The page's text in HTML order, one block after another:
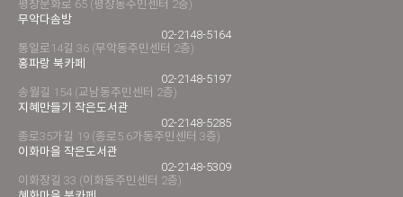
평창문화로 65 (평창동주민센터 2층)
무악다솜방
02-2148-5164
통일로14길 36 (무악동주민센터 2층)
홍파랑 북카페
02-2148-5197
송월길 154 (교남동주민센터 2층)
지혜만들기 작은도서관
02-2148-5285
종로35가길 19 (종로5.6가동주민센터 3층)
이화마을 작은도서관
02-2148-5309
이화장길 33 (이화동주민센터 2층)